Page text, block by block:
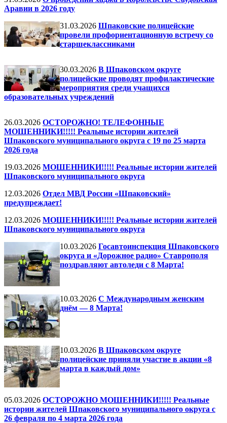
Аравии в 2026 году
31.03.2026 Шпаковские полицейские
провели профориентационную встречу со
старшеклассниками
30.03.2026 В Шпаковском округе
полицейские проводят профилактические
мероприятия среди учащихся
образовательных учреждений
26.03.2026 ОСТОРОЖНО! ТЕЛЕФОННЫЕ
МОШЕННИКИ!!!!! Реальные истории жителей
Шпаковского муниципального округа с 19 по 25 марта
2026 года
19.03.2026 МОШЕННИКИ!!!!! Реальные истории жителей
Шпаковского муниципального округа
12.03.2026 Отдел МВД России «Шпаковский»
предупреждает!
12.03.2026 МОШЕННИКИ!!!!! Реальные истории жителей
Шпаковского муниципального округа
10.03.2026 Госавтоинспекция Шпаковского
округа и «Дорожное радио» Ставрополя
поздравляют автоледи с 8 Марта!
10.03.2026 С Международным женским
днём — 8 Марта!
10.03.2026 В Шпаковском округе
полицейские приняли участие в акции «8
марта в каждый дом»
05.03.2026 ОСТОРОЖНО МОШЕННИКИ!!!!! Реальные
истории жителей Шпаковского муниципального округа с
26 февраля по 4 марта 2026 года